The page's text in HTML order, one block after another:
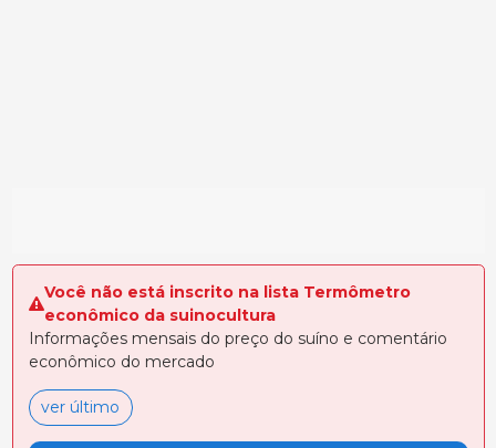
Você não está inscrito na lista Termômetro
econômico da suinocultura
Informações mensais do preço do suíno e comentário
econômico do mercado
ver último